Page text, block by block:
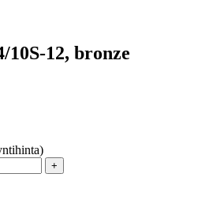
10S-12, bronze
+